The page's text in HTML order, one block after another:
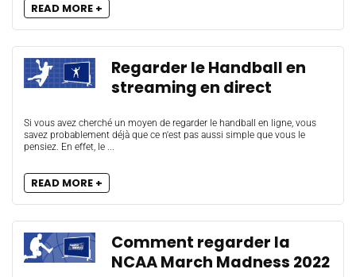
READ MORE +
Regarder le Handball en
streaming en direct
Si vous avez cherché un moyen de regarder le handball en ligne, vous
savez probablement déjà que ce n'est pas aussi simple que vous le
pensiez. En effet, le ...
READ MORE +
Comment regarder la
NCAA March Madness 2022